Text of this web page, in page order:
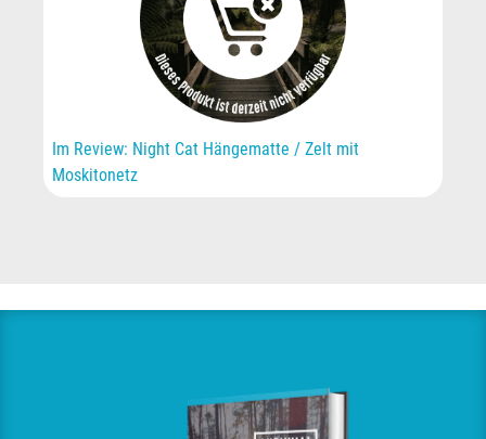
Im Review: Night Cat Hängematte / Zelt mit
Moskitonetz